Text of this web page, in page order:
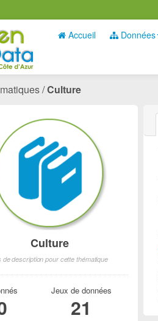
Accueil Données
Culture
Culture
de description pour cette thématique
Jeux de données
21